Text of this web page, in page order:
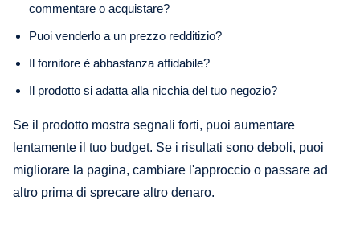
commentare o acquistare?
Puoi venderlo a un prezzo redditizio?
Il fornitore è abbastanza affidabile?
Il prodotto si adatta alla nicchia del tuo negozio?
Se il prodotto mostra segnali forti, puoi aumentare
lentamente il tuo budget. Se i risultati sono deboli, puoi
migliorare la pagina, cambiare l'approccio o passare ad
altro prima di sprecare altro denaro.